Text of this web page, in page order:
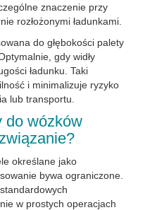
znaczenie przy
rozłożonymi ładunkami.
do głębokości palety
gdy widły
ładunku. Taki
i minimalizuje ryzyko
lub transportu.
do wózków
określane jako
bywa ograniczone.
w prostych operacjach